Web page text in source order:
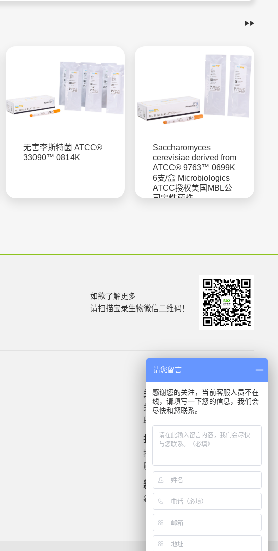
无害李斯特菌 ATCC®
33090™ 0814K
Saccharomyces
cerevisiae derived from
ATCC® 9763™ 0699K
6支/盒 Microbiologics
ATCC授权美国MBL公
司定性菌株
如欲了解更多
请扫描宝录生物微信二维码！
关于我们
关于我们
联系我们
技术支持
技术文档
质检报告
新闻资讯
新闻动态
产品信息
微生物质控菌株
遗传毒理
药敏检测
请您留言
感谢您的关注，当前客服人员不在
线，请填写一下您的信息，我们会
尽快和您联系。